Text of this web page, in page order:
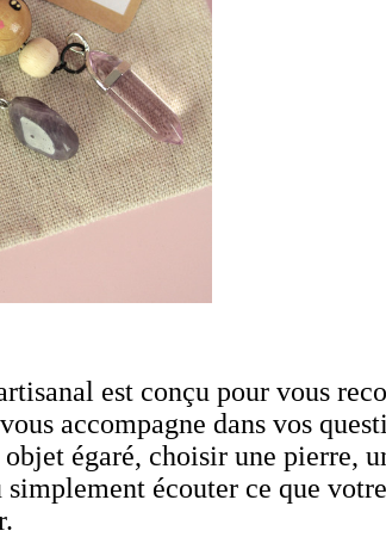
est conçu pour vous
accompagne dans vos
égaré, choisir une pierre,
écouter ce que